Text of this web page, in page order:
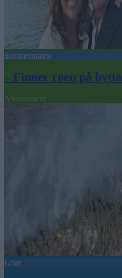
Sommerpraten
– Finner roen på hytta
Abonnement
Leiar